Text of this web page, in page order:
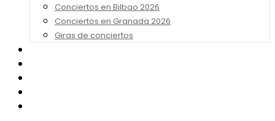
Conciertos en Bilbao 2026
Conciertos en Granada 2026
Giras de conciertos